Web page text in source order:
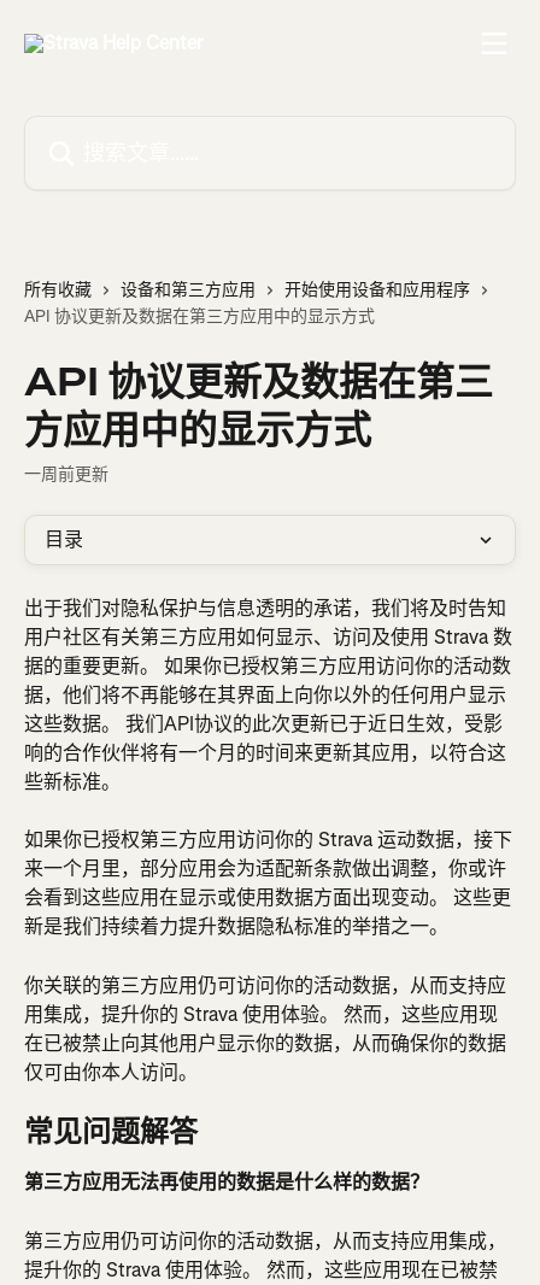
所有收藏 设备和第三方应用
开始使用设备和应用程序
API 协议更新及数据在第三方应用中的显示方式
API 协议更新及数据在第三
方应用中的显示方式
一周前更新
目录
出于我们对隐私保护与信息透明的承诺，我们将及时告知
用户社区有关第三方应用如何显示、访问及使用 Strava 数
据的重要更新。 如果你已授权第三方应用访问你的活动数
据，他们将不再能够在其界面上向你以外的任何用户显示
这些数据。 我们API协议的此次更新已于近日生效，受影
响的合作伙伴将有一个月的时间来更新其应用，以符合这
些新标准。
如果你已授权第三方应用访问你的 Strava 运动数据，接下
来一个月里，部分应用会为适配新条款做出调整，你或许
会看到这些应用在显示或使用数据方面出现变动。 这些更
新是我们持续着力提升数据隐私标准的举措之一。
你关联的第三方应用仍可访问你的活动数据，从而支持应
用集成，提升你的 Strava 使用体验。 然而，这些应用现
在已被禁止向其他用户显示你的数据，从而确保你的数据
仅可由你本人访问。
常见问题解答
第三方应用无法再使用的数据是什么样的数据？
第三方应用仍可访问你的活动数据，从而支持应用集成，
提升你的 Strava 使用体验。 然而，这些应用现在已被禁